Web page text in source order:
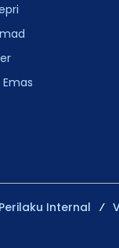
Internal